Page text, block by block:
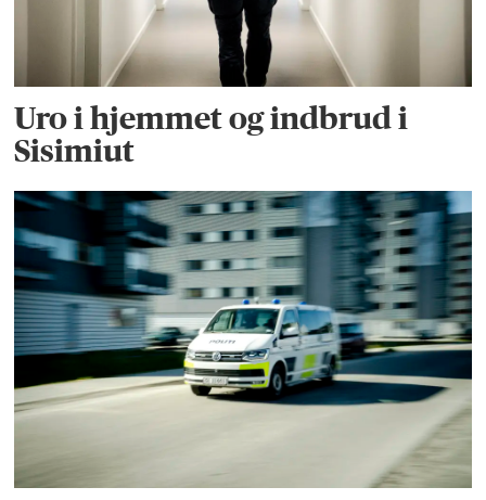
Uro i hjemmet og indbrud i
Sisimiut